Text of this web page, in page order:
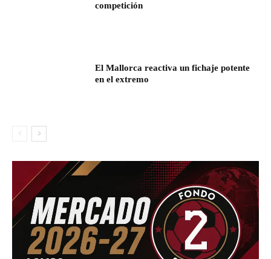
competición
El Mallorca reactiva un fichaje potente
en el extremo